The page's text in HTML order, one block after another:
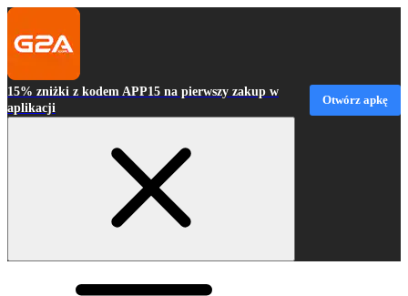
15% zniżki z kodem APP15 na pierwszy zakup w
aplikacji
Otwórz apkę